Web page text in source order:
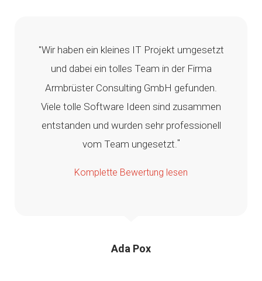
"Wir haben ein kleines IT Projekt umgesetzt
und dabei ein tolles Team in der Firma
Armbrüster Consulting GmbH gefunden.
Viele tolle Software Ideen sind zusammen
entstanden und wurden sehr professionell
vom Team ungesetzt."
Komplette Bewertung lesen
Ada Pox